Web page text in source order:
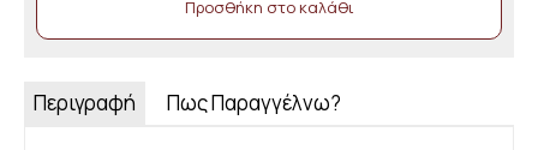
Προσθήκη στο καλάθι
Περιγραφή Πως Παραγγέλνω?